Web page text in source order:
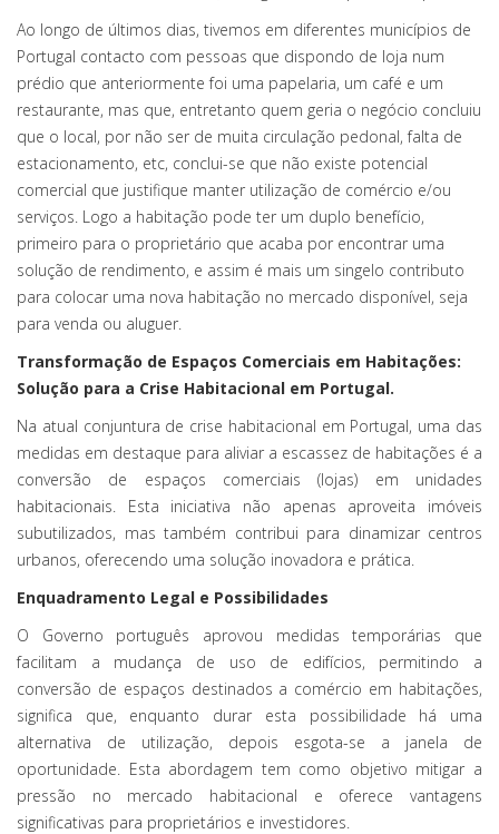
Ao longo de últimos dias, tivemos em diferentes municípios de
Portugal contacto com pessoas que dispondo de loja num
prédio que anteriormente foi uma papelaria, um café e um
restaurante, mas que, entretanto quem geria o negócio concluiu
que o local, por não ser de muita circulação pedonal, falta de
estacionamento, etc, conclui-se que não existe potencial
comercial que justifique manter utilização de comércio e/ou
serviços. Logo a habitação pode ter um duplo benefício,
primeiro para o proprietário que acaba por encontrar uma
solução de rendimento, e assim é mais um singelo contributo
para colocar uma nova habitação no mercado disponível, seja
para venda ou aluguer.
Transformação de Espaços Comerciais em Habitações:
Solução para a Crise Habitacional em Portugal.
Na atual conjuntura de crise habitacional em Portugal, uma das
medidas em destaque para aliviar a escassez de habitações é a
conversão de espaços comerciais (lojas) em unidades
habitacionais. Esta iniciativa não apenas aproveita imóveis
subutilizados, mas também contribui para dinamizar centros
urbanos, oferecendo uma solução inovadora e prática.
Enquadramento Legal e Possibilidades
O Governo português aprovou medidas temporárias que
facilitam a mudança de uso de edifícios, permitindo a
conversão de espaços destinados a comércio em habitações,
significa que, enquanto durar esta possibilidade há uma
alternativa de utilização, depois esgota-se a janela de
oportunidade. Esta abordagem tem como objetivo mitigar a
pressão no mercado habitacional e oferece vantagens
significativas para proprietários e investidores.